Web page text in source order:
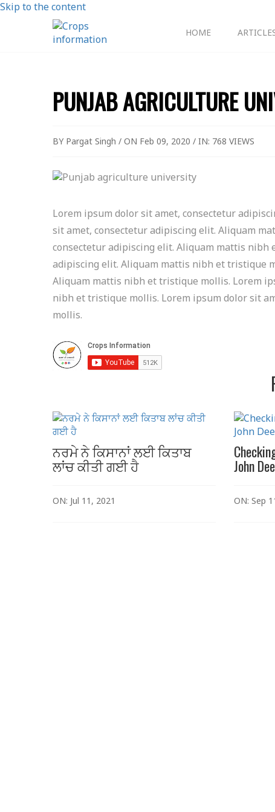
Skip to the content
HOME
PUNJAB AGRICULTURE
BY Pargat Singh / ON Feb 09, 2020 / IN: 768 VIEWS
Lorem ipsum dolor sit amet, consectetur
sit amet, consectetur adipiscing elit. Aliquam
consectetur adipiscing elit. Aliquam mattis
adipiscing elit. Aliquam mattis nibh et tristique
Aliquam mattis nibh et tristique mollis. Lorem
nibh et tristique mollis. Lorem ipsum dolor sit
mollis.
ਨਰਮੇ ਨੇ ਕਿਸਾਨਾਂ ਲਈ ਕਿਤਾਬ
ਲਾਂਚ ਕੀਤੀ ਗਈ ਹੈ
ON: Jul 11, 2021
John
ON: Sep